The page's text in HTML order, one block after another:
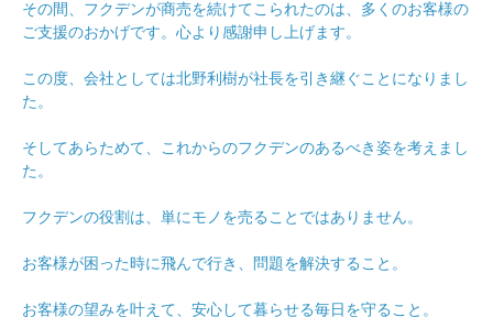
その間、フクデンが商売を続けてこられたのは、多くのお客様の
ご支援のおかげです。心より感謝申し上げます。
この度、会社としては北野利樹が社長を引き継ぐことになりまし
た。
そしてあらためて、これからのフクデンのあるべき姿を考えまし
た。
フクデンの役割は、単にモノを売ることではありません。
お客様が困った時に飛んで行き、問題を解決すること。
お客様の望みを叶えて、安心して暮らせる毎日を守ること。